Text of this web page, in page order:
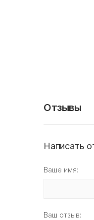
Отзывы
Написать
Ваше имя:
Ваш отзыв: